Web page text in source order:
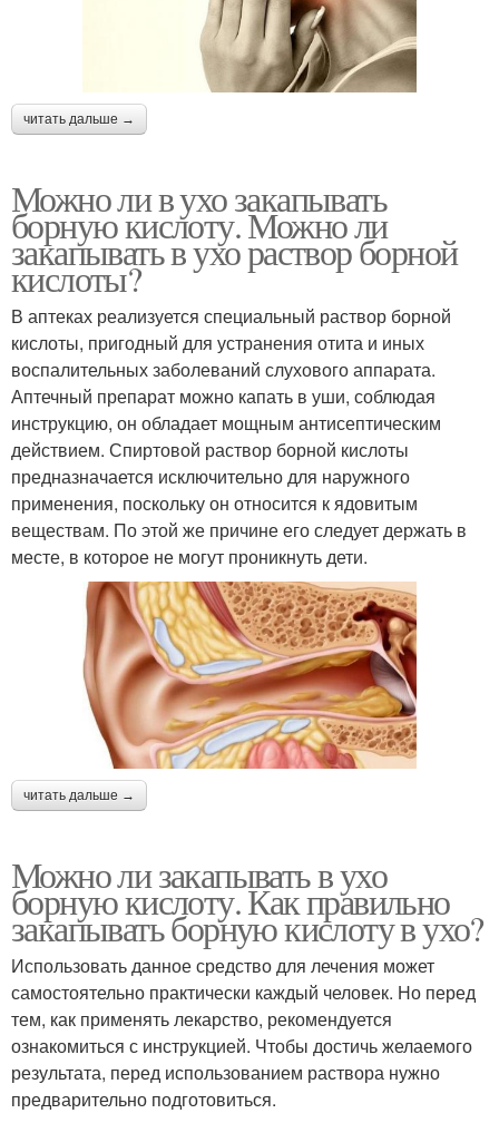
читать дальше →
Можно ли в ухо закапывать
борную кислоту. Можно ли
закапывать в ухо раствор борной
кислоты?
В аптеках реализуется специальный раствор борной
кислоты, пригодный для устранения отита и иных
воспалительных заболеваний слухового аппарата.
Аптечный препарат можно капать в уши, соблюдая
инструкцию, он обладает мощным антисептическим
действием. Спиртовой раствор борной кислоты
предназначается исключительно для наружного
применения, поскольку он относится к ядовитым
веществам. По этой же причине его следует держать в
месте, в которое не могут проникнуть дети.
читать дальше →
Можно ли закапывать в ухо
борную кислоту. Как правильно
закапывать борную кислоту в ухо?
Использовать данное средство для лечения может
самостоятельно практически каждый человек. Но перед
тем, как применять лекарство, рекомендуется
ознакомиться с инструкцией. Чтобы достичь желаемого
результата, перед использованием раствора нужно
предварительно подготовиться.